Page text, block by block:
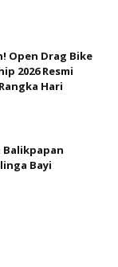
Open Drag Bike
2026 Resmi
Hari
Bayi